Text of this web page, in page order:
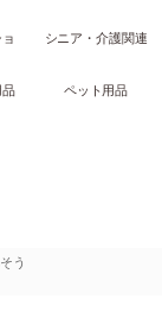
シニア・介護関連
ペット用品
う